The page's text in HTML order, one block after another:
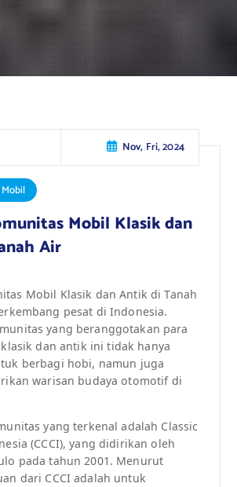
Nov, Fri, 2024
Mobil Klasik dan
Air
Mobil Klasik dan Antik di Tanah
pesat di Indonesia.
yang beranggotakan para
dan antik ini tidak hanya
berbagi hobi, namun juga
warisan budaya otomotif di
yang terkenal adalah Classic
(CCCI), yang didirikan oleh
pada tahun 2001. Menurut
dari CCCI adalah untuk